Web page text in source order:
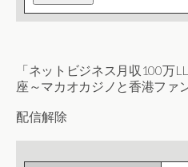
「ネットビジネス月収100万
座～マカオカジノと香港ファ
配信解除